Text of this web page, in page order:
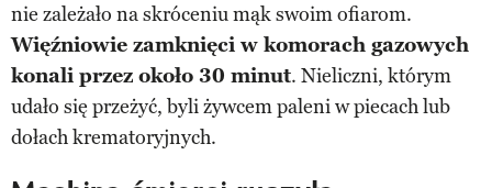
nie zależało na skróceniu mąk swoim ofiarom.
Więźniowie zamknięci w komorach gazowych
konali przez około 30 minut. Nieliczni, którym
udało się przeżyć, byli żywcem paleni w piecach lub
dołach krematoryjnych.